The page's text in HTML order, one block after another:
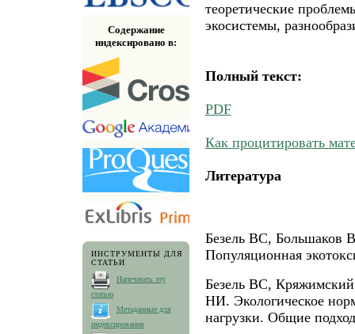
Содержание
индексировано в:
ИНСТРУМЕНТЫ ДЛЯ
СТАТЬИ
Напечатать эту
статью
Метаданные для
индексирования
теоретические
экосистемы,
Полный текст:
PDF
Как процитировать
Литература
Безель ВС, Большаков
Популяционная
Безель ВС,
НИ. Экологическое
нагрузки. Общие